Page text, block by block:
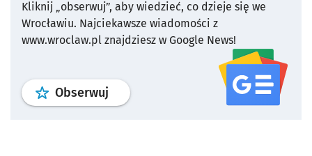
Kliknij „obserwuj”, aby wiedzieć, co dzieje się we
Wrocławiu. Najciekawsze wiadomości z
www.wroclaw.pl znajdziesz w Google News!
Obserwuj profil serwisu